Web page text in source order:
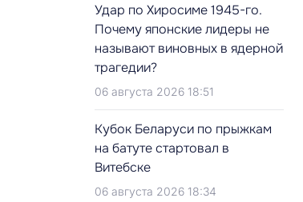
Удар по Хиросиме 1945-го.
Почему японские лидеры не
называют виновных в ядерной
трагедии?
06 августа 2026 18:51
Кубок Беларуси по прыжкам
на батуте стартовал в
Витебске
06 августа 2026 18:34